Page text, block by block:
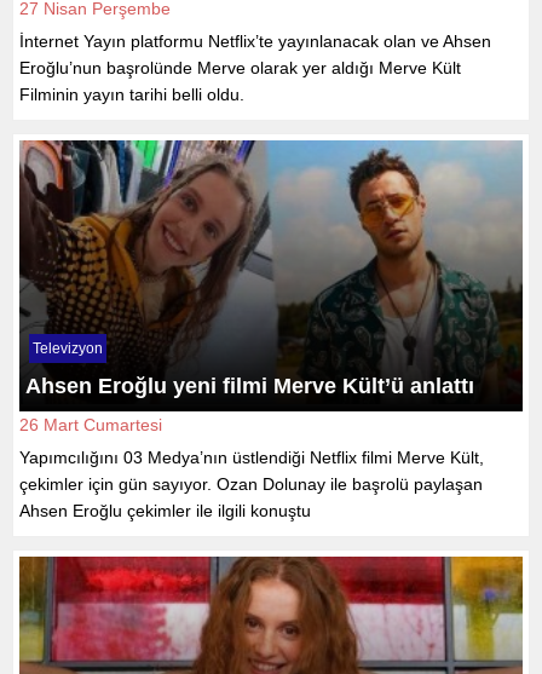
27 Nisan Perşembe
İnternet Yayın platformu Netflix’te yayınlanacak olan ve Ahsen
Eroğlu’nun başrolünde Merve olarak yer aldığı Merve Kült
Filminin yayın tarihi belli oldu.
Televizyon
Ahsen Eroğlu yeni filmi Merve Kült’ü anlattı
26 Mart Cumartesi
Yapımcılığını 03 Medya’nın üstlendiği Netflix filmi Merve Kült,
çekimler için gün sayıyor. Ozan Dolunay ile başrolü paylaşan
Ahsen Eroğlu çekimler ile ilgili konuştu